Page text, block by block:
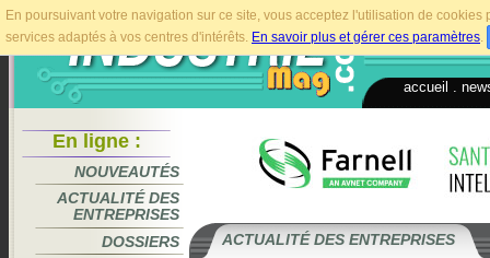
En poursuivant votre navigation sur ce site, vous acceptez l'utilisation de
services adaptés à vos centres d'intérêts. En savoir plus et gérer ces paramètres.
accueil
En ligne :
NOUVEAUTÉS
ACTUALITÉ DES
ENTREPRISES
DOSSIERS
ACTUALITÉ DES ENTREPRISES